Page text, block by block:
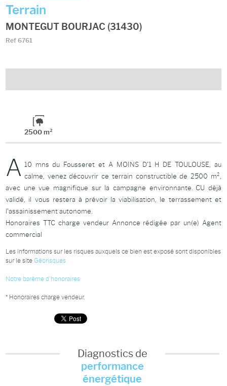
Terrain
MONTEGUT BOURJAC (31430)
Ref 6761
2500 m²
A 10 mns du Fousseret et A MOINS D'1 H DE TOULOUSE, au
calme, venez découvrir ce terrain constructible de 2500 m²,
avec une vue magnifique sur la campagne environnante. CU déjà
validé, il vous restera à prévoir la viabilisation, le terrassement et
l'assainissement autonome.
Honoraires TTC charge vendeur Annonce rédigée par un(e) Agent
commercial
Les informations sur les risques auxquels ce bien est exposé sont disponibles
sur le site Géorisques
Notre barème d'honoraires
* Honoraires charge vendeur.
Diagnostics de
performance
énergétique